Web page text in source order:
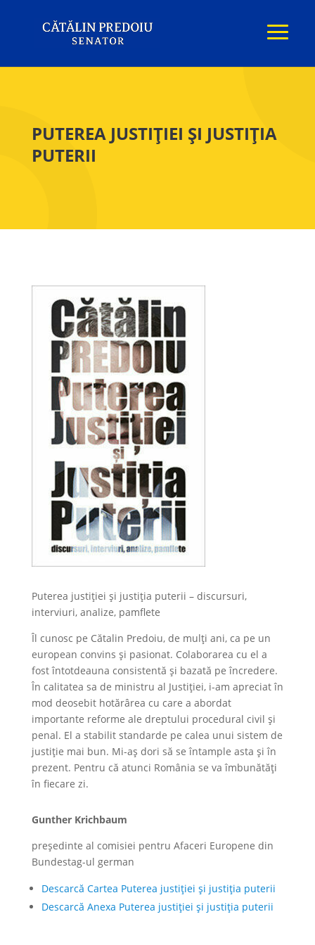
PUTEREA JUSTIȚIEI ȘI JUSTIȚIA
PUTERII
Puterea justiției și justiția puterii – discursuri,
interviuri, analize, pamflete
Îl cunosc pe Cătalin Predoiu, de mulți ani, ca pe un
european convins și pasionat. Colaborarea cu el a
fost întotdeauna consistentă și bazată pe încredere.
În calitatea sa de ministru al Justiției, i-am apreciat în
mod deosebit hotărârea cu care a abordat
importante reforme ale dreptului procedural civil și
penal. El a stabilit standarde pe calea unui sistem de
justiție mai bun. Mi-aș dori să se întample asta și în
prezent. Pentru că atunci România se va îmbunătăți
în fiecare zi.
Gunther Krichbaum
președinte al comisiei pentru Afaceri Europene din
Bundestag-ul german
Descarcă Cartea Puterea justiției și justiția puterii
Descarcă Anexa Puterea justiției și justiția puterii